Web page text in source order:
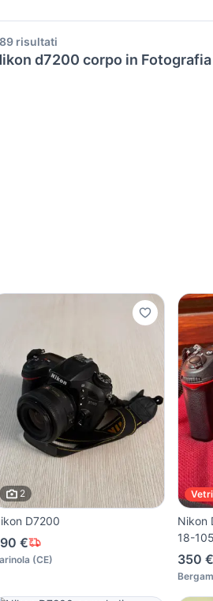
risultati
d7200 corpo in Fotografia
2
D7200
€
(CE)
Nikon
18-105
350 €